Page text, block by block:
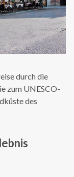
durch die
zum UNESCO-
des